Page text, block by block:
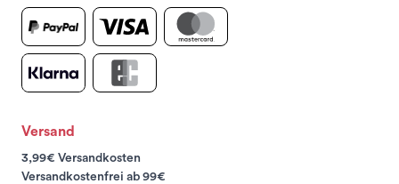
Versand
3,99€ Versandkosten
Versandkostenfrei ab 99€